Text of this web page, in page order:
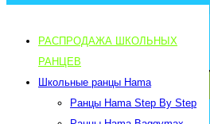
РАСПРОДАЖА ШКОЛЬНЫХ
РАНЦЕВ
Школьные ранцы Hama
Ранцы Hama Step By Step